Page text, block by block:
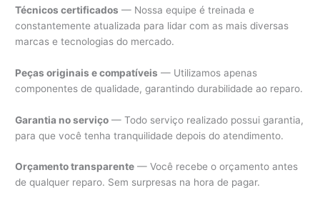
Técnicos certificados — Nossa equipe é treinada e
constantemente atualizada para lidar com as mais diversas
marcas e tecnologias do mercado.
Peças originais e compatíveis — Utilizamos apenas
componentes de qualidade, garantindo durabilidade ao reparo.
Garantia no serviço — Todo serviço realizado possui garantia,
para que você tenha tranquilidade depois do atendimento.
Orçamento transparente — Você recebe o orçamento antes
de qualquer reparo. Sem surpresas na hora de pagar.